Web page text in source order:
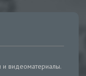
и видеоматериалы.